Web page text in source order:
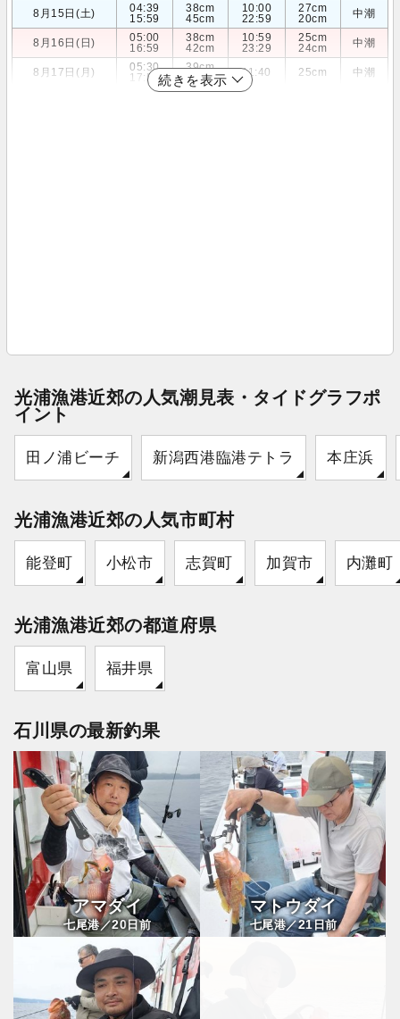
8月15日(土)
04:39
15:59
38cm
45cm
10:00
22:59
27cm
20cm
中潮
8月16日(日)
05:00
16:59
38cm
42cm
10:59
23:29
25cm
24cm
中潮
8月17日(月)
05:30
17:59
39cm
40cm
11:40 25cm 中潮
続きを表示
光浦漁港近郊の人気潮見表・タイドグラフポ
イント
田ノ浦ビーチ 新潟西港臨港テトラ 本庄浜
光浦漁港近郊の人気市町村
能登町 小松市 志賀町 加賀市 内灘町
光浦漁港近郊の都道府県
富山県 福井県
石川県の最新釣果
アマダイ
七尾港／20日前
マトウダイ
七尾港／21日前